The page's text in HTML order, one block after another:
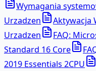
Wymagania
Urzadzen
Aktywacja
Urzadzen
FAQ:
Standard 16 Core
2019 Essentials 2CPU